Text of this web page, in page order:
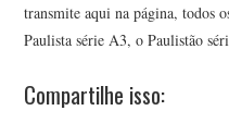
transmite aqui na página, todos
Paulista série A3, o Paulistão
Compartilhe isso: